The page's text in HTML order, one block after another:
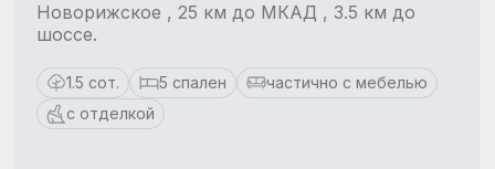
Новорижское , 25 км до МКАД , 3.5 км до
шоссе.
1.5 сот. 5 спален
частично с мебелью
с отделкой